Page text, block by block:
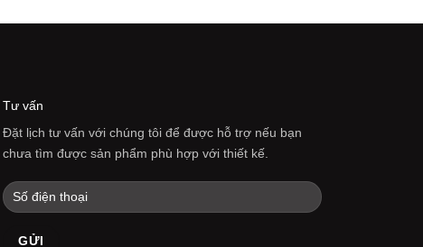
Tư vấn
Đặt lịch tư vấn với chúng tôi để được hỗ trợ nếu bạn
chưa tìm được sản phẩm phù hợp với thiết kế.